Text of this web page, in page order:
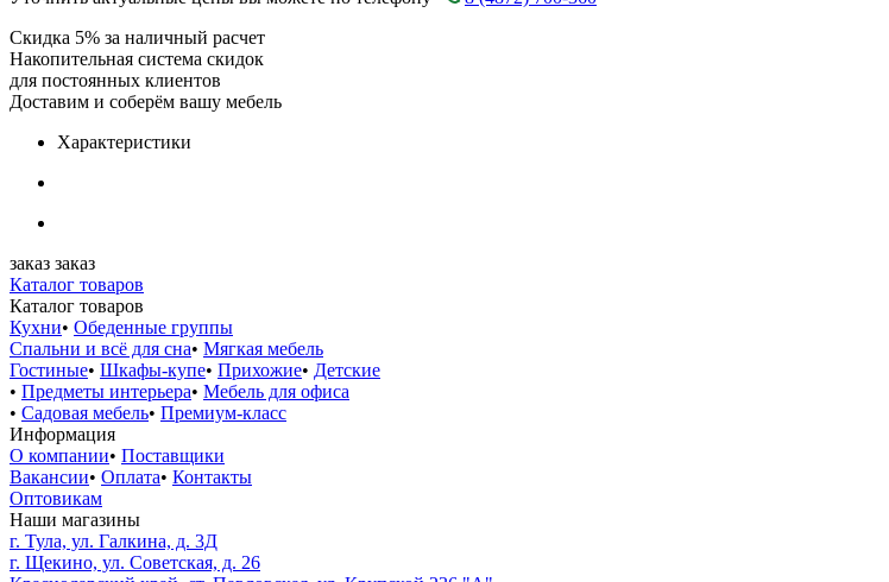
Скидка 5% за наличный расчет
Накопительная система скидок
для постоянных клиентов
Доставим и соберём вашу мебель
Характеристики
заказ заказ
Каталог товаров
Каталог товаров
Кухни• Обеденные группы
Спальни и всё для сна• Мягкая мебель
Гостиные• Шкафы-купе• Прихожие• Детские
• Предметы интерьера• Мебель для офиса
• Садовая мебель• Премиум-класс
Информация
О компании• Поставщики
Вакансии• Оплата• Контакты
Оптовикам
Наши магазины
г. Тула, ул. Галкина, д. 3Д
г. Щекино, ул. Советская, д. 26